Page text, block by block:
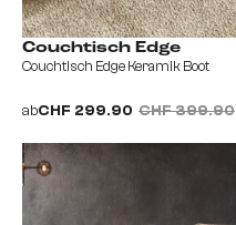
Couchtisch Edge
Couchtisch Edge Keramik Boot
abCHF 299.90 CHF 399.90